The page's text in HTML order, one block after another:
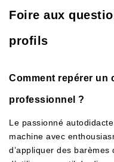
Foire aux
profils
Comment repérer un
professionnel ?
Le passionné
machine avec
d’appliquer des